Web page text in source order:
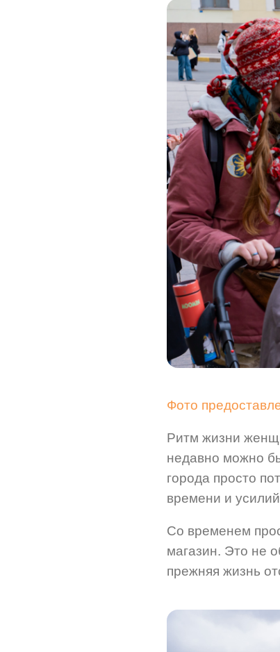
Фото
Ритм жизни
недавно можно
города просто
времени и
Со временем
магазин. Это не
прежняя жизнь